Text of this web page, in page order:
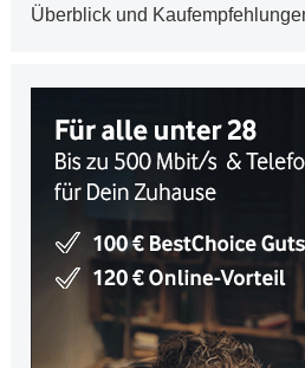
Überblick und